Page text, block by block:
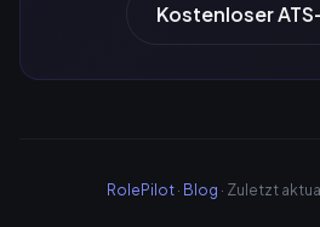
Kostenloser
RolePilot· Blog · Zuletzt